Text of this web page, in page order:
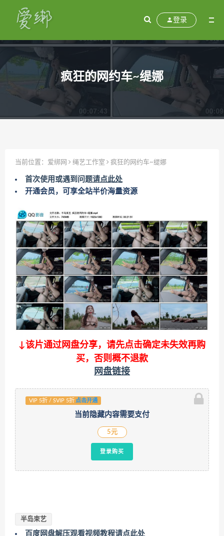
登录
疯狂的网约车~缇娜
当前位置： 爱绑网 绳艺工作室 疯狂的网约车~缇娜
首次使用或遇到问题请点此处
开通会员，可享全站半价海量资源
↓该片通过网盘分享，请先点击确定未失效再购
买，否则概不退款
网盘链接
VIP 5折 / SVIP 5折 点击开通
当前隐藏内容需要支付
5元
登录购买
半岛束艺
百度网盘解压观看视频教程请点此处